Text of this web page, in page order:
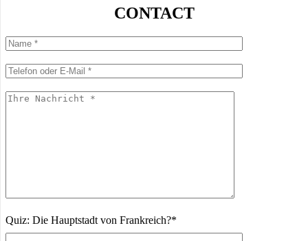
CONTACT
Quiz: Die Hauptstadt von Frankreich?*